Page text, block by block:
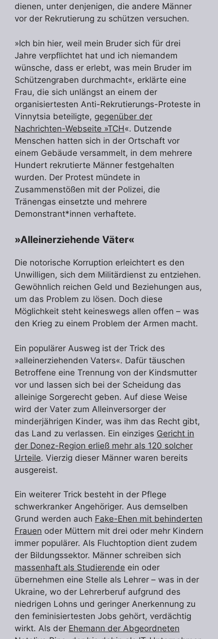
dienen, unter denjenigen, die andere Männer
vor der Rekrutierung zu schützen versuchen.
»Ich bin hier, weil mein Bruder sich für drei
Jahre verpflichtet hat und ich niemandem
wünsche, dass er erlebt, was mein Bruder im
Schützengraben durchmacht«, erklärte eine
Frau, die sich unlängst an einem der
organisiertesten Anti-Rekrutierungs-Proteste in
Vinnytsia beteiligte, gegenüber der
Nachrichten-Webseite »TCH«. Dutzende
Menschen hatten sich in der Ortschaft vor
einem Gebäude versammelt, in dem mehrere
Hundert rekrutierte Männer festgehalten
wurden. Der Protest mündete in
Zusammenstößen mit der Polizei, die
Tränengas einsetzte und mehrere
Demonstrant*innen verhaftete.
»Alleinerziehende Väter«
Die notorische Korruption erleichtert es den
Unwilligen, sich dem Militärdienst zu entziehen.
Gewöhnlich reichen Geld und Beziehungen aus,
um das Problem zu lösen. Doch diese
Möglichkeit steht keineswegs allen offen – was
den Krieg zu einem Problem der Armen macht.
Ein populärer Ausweg ist der Trick des
»alleinerziehenden Vaters«. Dafür täuschen
Betroffene eine Trennung von der Kindsmutter
vor und lassen sich bei der Scheidung das
alleinige Sorgerecht geben. Auf diese Weise
wird der Vater zum Alleinversorger der
minderjährigen Kinder, was ihm das Recht gibt,
das Land zu verlassen. Ein einziges Gericht in
der Donez-Region erließ mehr als 120 solcher
Urteile. Vierzig dieser Männer waren bereits
ausgereist.
Ein weiterer Trick besteht in der Pflege
schwerkranker Angehöriger. Aus demselben
Grund werden auch Fake-Ehen mit behinderten
Frauen oder Müttern mit drei oder mehr Kindern
immer populärer. Als Fluchtoption dient zudem
der Bildungssektor. Männer schreiben sich
massenhaft als Studierende ein oder
übernehmen eine Stelle als Lehrer – was in der
Ukraine, wo der Lehrerberuf aufgrund des
niedrigen Lohns und geringer Anerkennung zu
den feminisiertesten Jobs gehört, verdächtig
wirkt. Als der Ehemann der Abgeordneten